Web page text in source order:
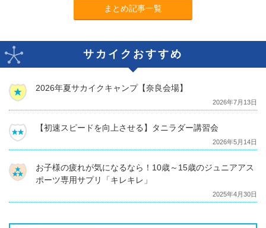
まとめ記事一覧
サカイクおすすめ
2026年夏サカイクキャンプ【奈良会場】
2026年7月13日
【初速スピードを向上させる】タニラダー講習会
2026年5月14日
お子様の疲れが気になるなら！10歳～15歳のジュニアアス
ポーツ専用サプリ「キレキレ」
2025年4月30日